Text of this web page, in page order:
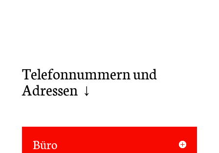
Telefonnummern und
Adressen ↓
Büro